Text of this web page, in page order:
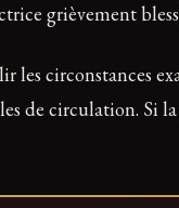
grièvement
les circonstances
de circulation. Si